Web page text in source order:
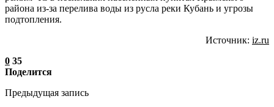
района из-за перелива воды из русла реки Кубань и угрозы
подтопления.
Источник: iz.ru
0 35
Поделится
Предыдущая запись